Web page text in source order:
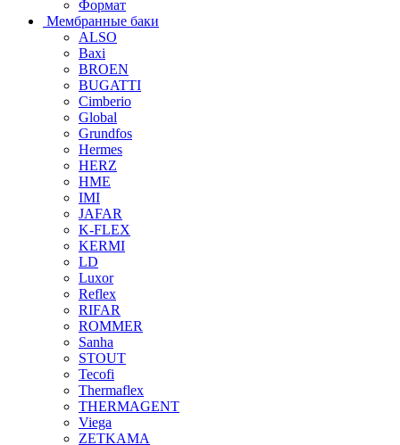
Формат
Мембранные баки
ALSO
Baxi
BROEN
BUGATTI
Cimberio
Global
Grundfos
Hermes
HERZ
HME
IMI
JAFAR
K-FLEX
KERMI
LD
Luxor
Reflex
RIFAR
ROMMER
Sanha
STOUT
Tecofi
Thermaflex
THERMAGENT
Viega
ZETKAMA